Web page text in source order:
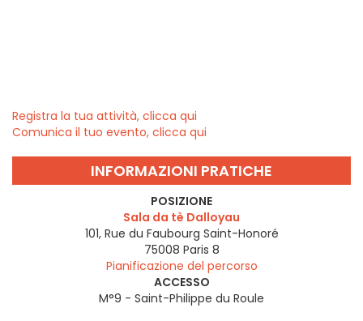
Registra la tua attività, clicca qui
Comunica il tuo evento, clicca qui
INFORMAZIONI PRATICHE
POSIZIONE
Sala da tè Dalloyau
101, Rue du Faubourg Saint-Honoré
75008 Paris 8
Pianificazione del percorso
ACCESSO
M°9 - Saint-Philippe du Roule